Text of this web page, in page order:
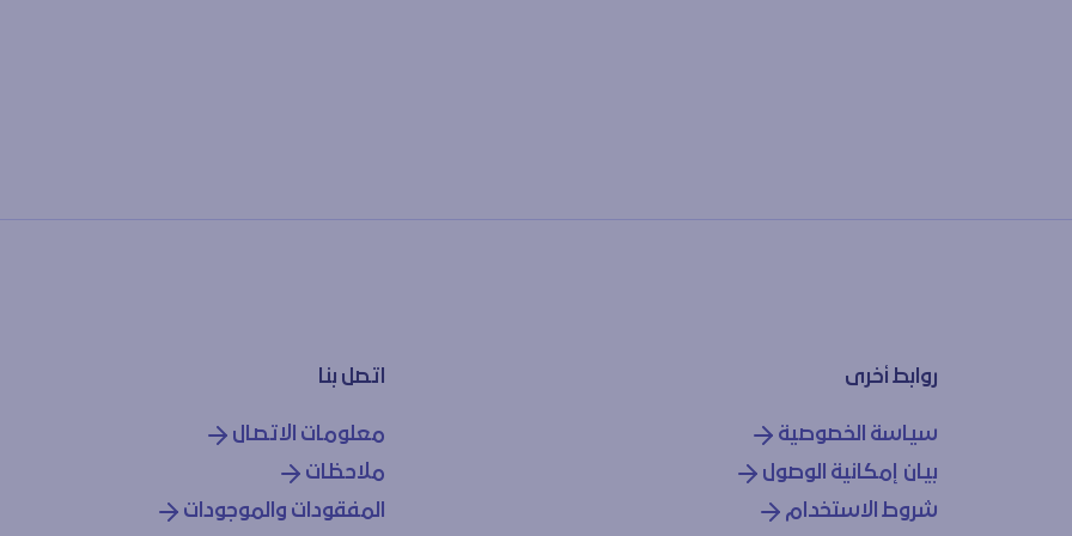
روابط أخرى
سياسة الخصوصية
بيان إمكانية الوصول
شروط الاستخدام
اتصل بنا
معلومات الاتصال
ملاحظات
المفقودات والموجودات